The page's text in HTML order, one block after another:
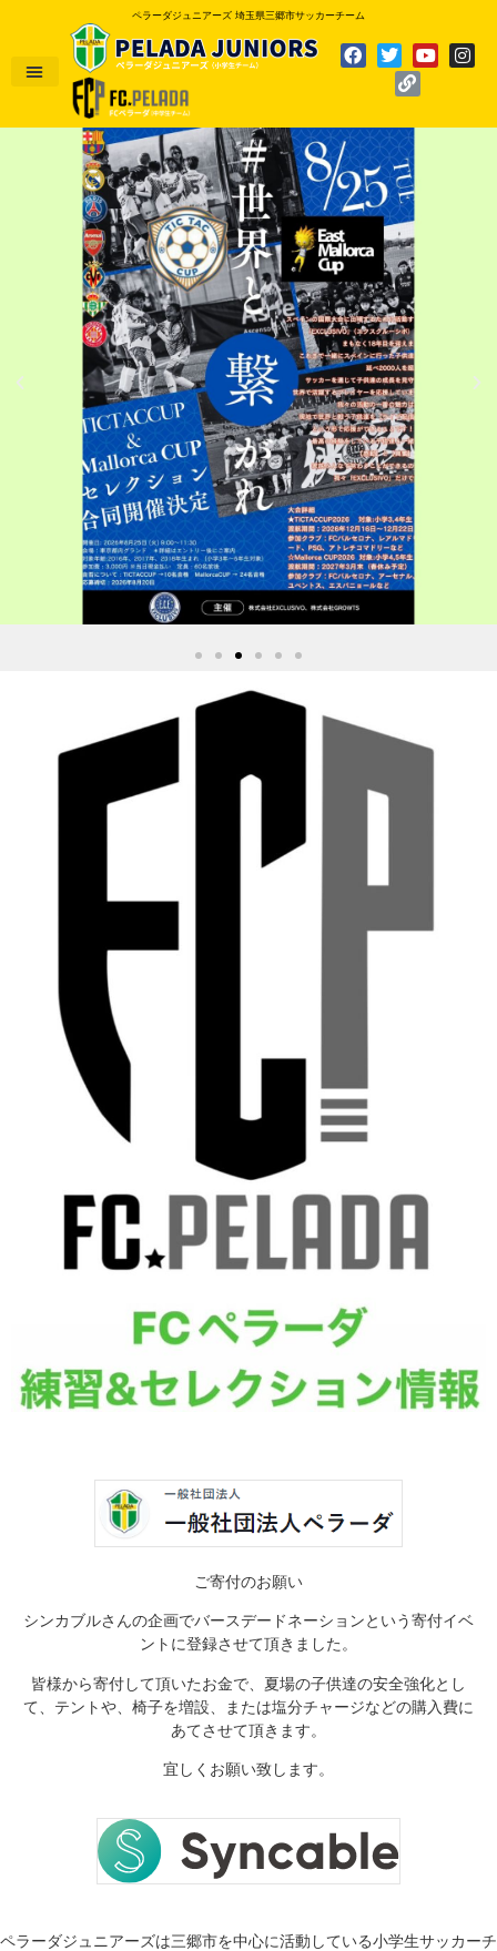
ペラーダジュニアーズ 埼玉県三郷市サッカーチーム
ご寄付のお願い
シンカブルさんの企画でバースデードネーションという寄付イベ
ントに登録させて頂きました。
皆様から寄付して頂いたお金で、夏場の子供達の安全強化とし
て、テントや、椅子を増設、または塩分チャージなどの購入費に
あてさせて頂きます。
宜しくお願い致します。
ペラーダジュニアーズは三郷市を中心に活動している小学生サッカーチ